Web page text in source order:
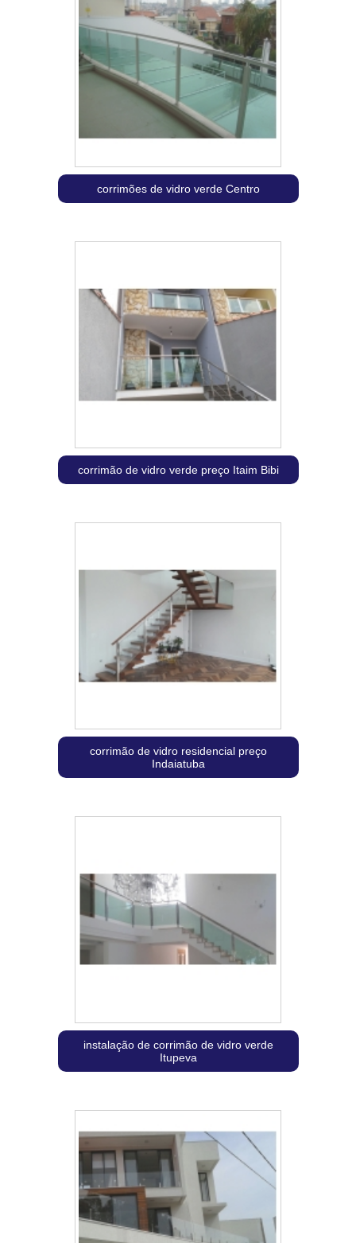
corrimões de vidro verde Centro
corrimão de vidro verde preço Itaim Bibi
corrimão de vidro residencial preço
Indaiatuba
instalação de corrimão de vidro verde
Itupeva